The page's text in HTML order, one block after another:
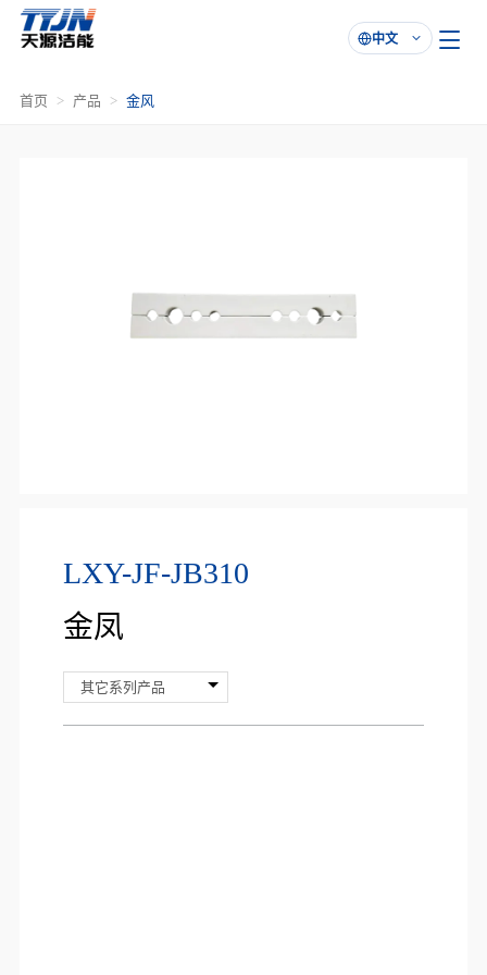

中文
首页 产品 金风
LXY-JF-JB310
金凤
其它系列产品